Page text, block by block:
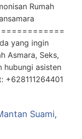
Rumah
yang ingin
Asmara, Seks,
hubungi asisten
+628111264401
Suami,